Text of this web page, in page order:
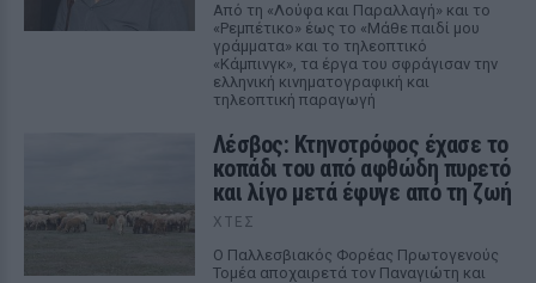
Από τη «Λούφα και Παραλλαγή» και το
«Ρεμπέτικο» έως το «Μάθε παιδί μου
γράμματα» και το τηλεοπτικό
«Κάμπινγκ», τα έργα του σφράγισαν την
ελληνική κινηματογραφική και
τηλεοπτική παραγωγή
Λέσβος: Κτηνοτρόφος έχασε το
κοπάδι του από αφθώδη πυρετό
και λίγο μετά έφυγε από τη ζωή
ΧΤΕΣ
Ο Παλλεσβιακός Φορέας Πρωτογενούς
Τομέα αποχαιρετά τον Παναγιώτη και